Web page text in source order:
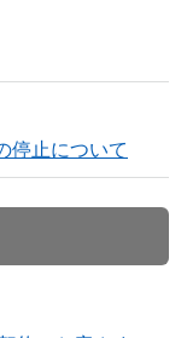
停止について